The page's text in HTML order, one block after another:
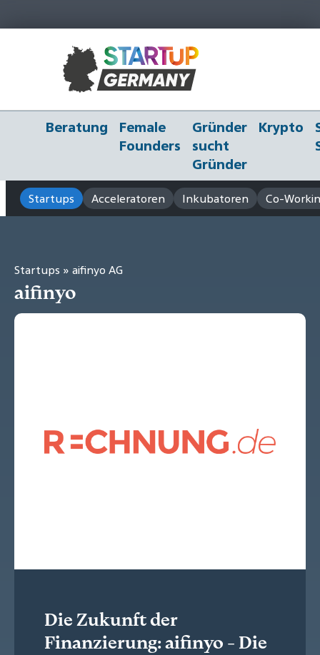
Beratung
Female
Founders
Gründer
sucht
Gründer
Krypto
Startups Acceleratoren Inkubatoren Co-
Startups » aifinyo AG
aifinyo
Die Zukunft der
Finanzierung: aifinyo - Die